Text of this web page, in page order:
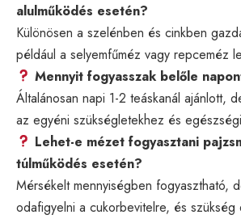
alulműködés esetén?
Különösen a szelénben és cinkben
például a selyemfűméz vagy repceméz
Mennyit fogyasszak belőle
Általánosan napi 1-2 teáskanál ajánlott,
az egyéni szükségletekhez és
Lehet-e mézet fogyasztani
túlműködés esetén?
Mérsékelt mennyiségben fogyasztható,
odafigyelni a cukorbevitelre, és szükség